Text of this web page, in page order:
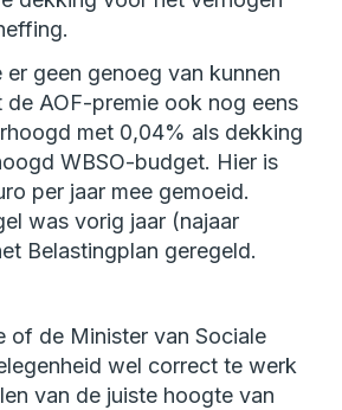
er geen genoeg van kunnen
AOF-premie ook nog eens
met 0,04% als dekking
WBSO-budget. Hier is
per jaar mee gemoeid.
was vorig jaar (najaar
Belastingplan geregeld.
of de Minister van Sociale
wel correct te werk
van de juiste hoogte van